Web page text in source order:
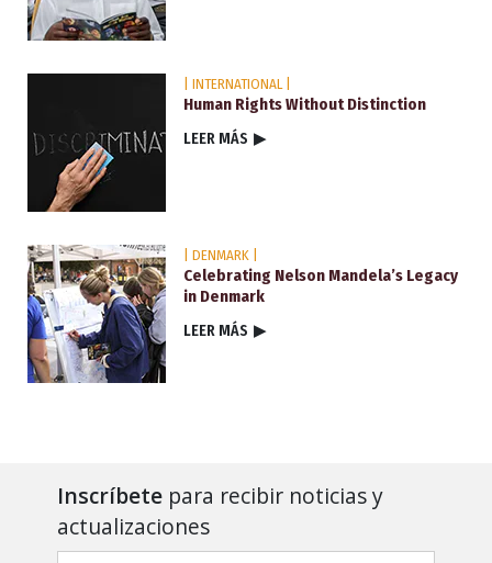
| INTERNATIONAL |
Human Rights Without Distinction
LEER MÁS ▶
| DENMARK |
Celebrating Nelson Mandela’s Legacy
in Denmark
LEER MÁS ▶
Inscríbete para recibir noticias y
actualizaciones